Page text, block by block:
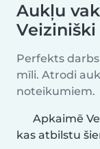
Aukļu
Veiziniški
Perfekts
mīli. Atrodi
noteikumiem.
Apkaimē
kas atbilstu